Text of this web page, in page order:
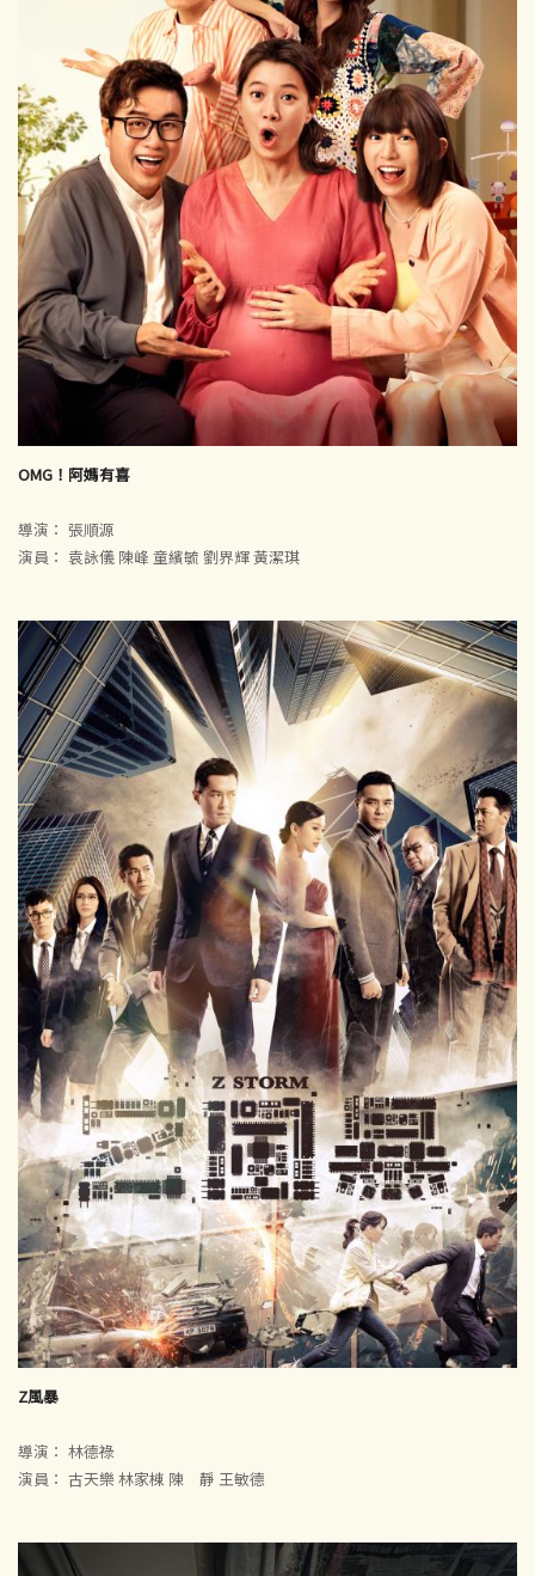
OMG！阿媽有喜
導演： 張順源
演員： 袁詠儀 陳峰 童繽毓 劉界輝 黃潔琪
Z風暴
導演： 林德祿
演員： 古天樂 林家棟 陳 靜 王敏德